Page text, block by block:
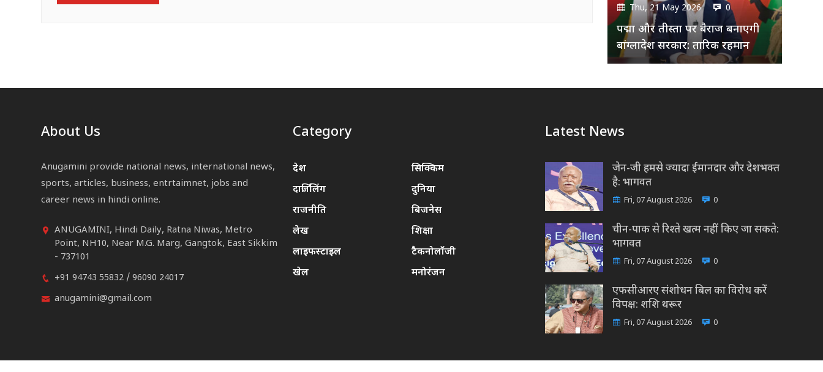
Thu, 21 May 2026 0
पद्मा और तीस्ता पर बैराज बनाएगी
बांग्लादेश सरकार: तारिक रहमान
About Us
Anugamini provide national news, international news,
sports, articles, business, entrtaimnet, jobs and
career news in hindi online.
ANUGAMINI, Hindi Daily, Ratna Niwas, Metro
Point, NH10, Near M.G. Marg, Gangtok, East Sikkim
- 737101
+91 94743 55832 / 96090 24017
anugamini@gmail.com
Category
देश
सिक्किम
दार्जिलिंग
दुनिया
राजनीति
बिजनेस
लेख
शिक्षा
लाइफस्टाइल
टैकनोलॉजी
खेल
मनोरंजन
Latest News
जेन-जी हमसे ज्यादा ईमानदार और देशभक्त
है: भागवत
Fri, 07 August 2026 0
चीन-पाक से रिश्ते खत्म नहीं किए जा सकते:
भागवत
Fri, 07 August 2026 0
एफसीआरए संशोधन बिल का विरोध करें
विपक्ष: शशि थरूर
Fri, 07 August 2026 0